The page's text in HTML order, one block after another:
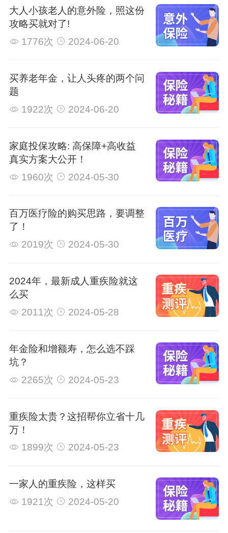
大人小孩老人的意外险，照这份
攻略买就对了!
1776次
2024-06-20
买养老年金，让人头疼的两个问
题
1922次
2024-06-20
家庭投保攻略: 高保障+高收益
真实方案大公开！
1960次
2024-05-30
百万医疗险的购买思路，要调整
了！
2019次
2024-05-30
2024年，最新成人重疾险就这
么买
2011次
2024-05-28
年金险和增额寿，怎么选不踩
坑？
2265次
2024-05-23
重疾险太贵？这招帮你立省十几
万！
1899次
2024-05-23
一家人的重疾险，这样买
1921次
2024-05-20